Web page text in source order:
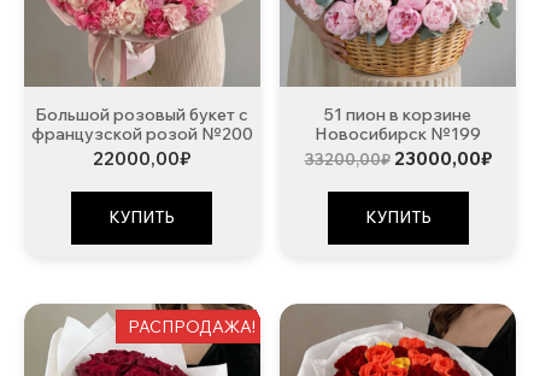
Большой розовый букет с
французской розой №200
22000,00₽
КУПИТЬ
51 пион в корзине
Новосибирск №199
33200,00₽
составляла
33200,00₽.
23000,00₽
КУПИТЬ
РАСПРОДАЖА!